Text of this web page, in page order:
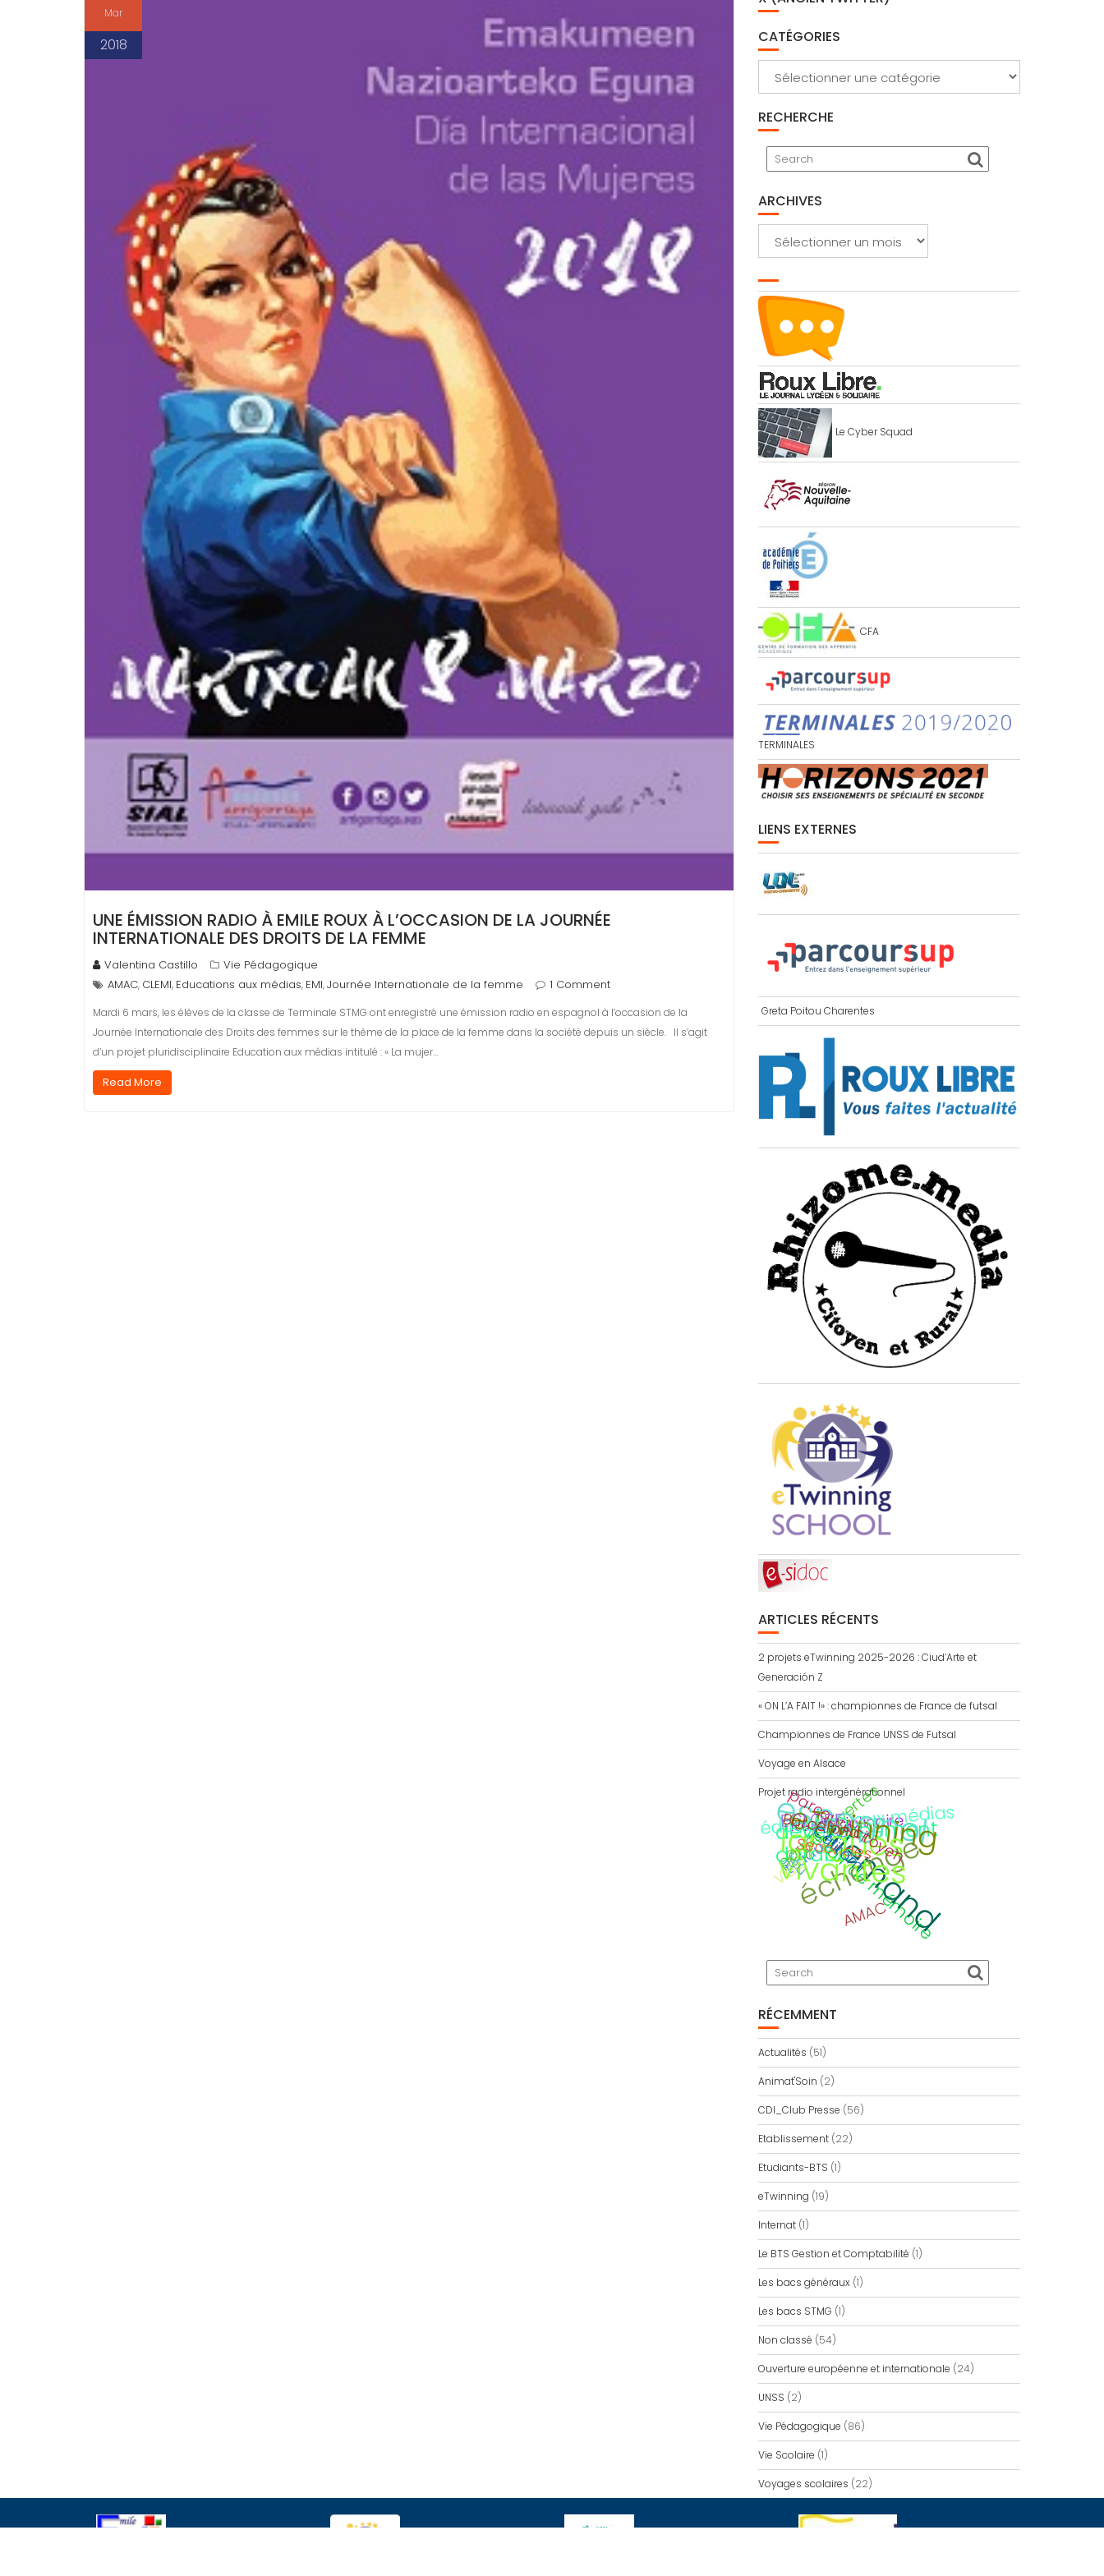
Mar
2018
UNE ÉMISSION RADIO À EMILE ROUX À L’OCCASION DE LA JOURNÉE
INTERNATIONALE DES DROITS DE LA FEMME
Valentina Castillo
Vie Pédagogique
AMAC, CLEMI, Educations aux médias, EMI,Journée Internationale de la femme 1 Comment
Mardi 6 mars, les élèves de la classe de Terminale STMG ont enregistré une émission radio en espagnol à l’occasion de la
Journée Internationale des Droits des femmes sur le thème de la place de la femme dans la société depuis un siècle. Il s’agit
d’un projet pluridisciplinaire Education aux médias intitulé : « La mujer…
Read More
CATÉGORIES
RECHERCHE
ARCHIVES
Le Cyber Squad
CFA
TERMINALES
LIENS EXTERNES
Greta Poitou Charentes
ARTICLES RÉCENTS
2 projets eTwinning 2025-2026 : Ciud’Arte et
Generación Z
« ON L’A FAIT !» : championnes de France de futsal
Championnes de France UNSS de Futsal
Voyage en Alsace
Projet radio intergénérationnel
AMAC
devoir de mémoire
allemand
traduction
interdisciplinaire
développement
durable
échange
Viaje
portes ouvertes
espagnol
eTwinning
langues
vivantes
jeu
ECLORE
parcours citoyen
éducation aux médias
Secondes
Barcelona
Calitom
CDI
RÉCEMMENT
Actualités (51)
Animat'Soin (2)
CDI_Club Presse (56)
Etablissement(22)
Etudiants-BTS (1)
eTwinning (19)
Internat(1)
Le BTS Gestion et Comptabilité (1)
Les bacs généraux (1)
Les bacs STMG (1)
Non classé (54)
Ouverture européenne et internationale (24)
UNSS (2)
Vie Pédagogique (86)
Vie Scolaire (1)
Voyages scolaires (22)